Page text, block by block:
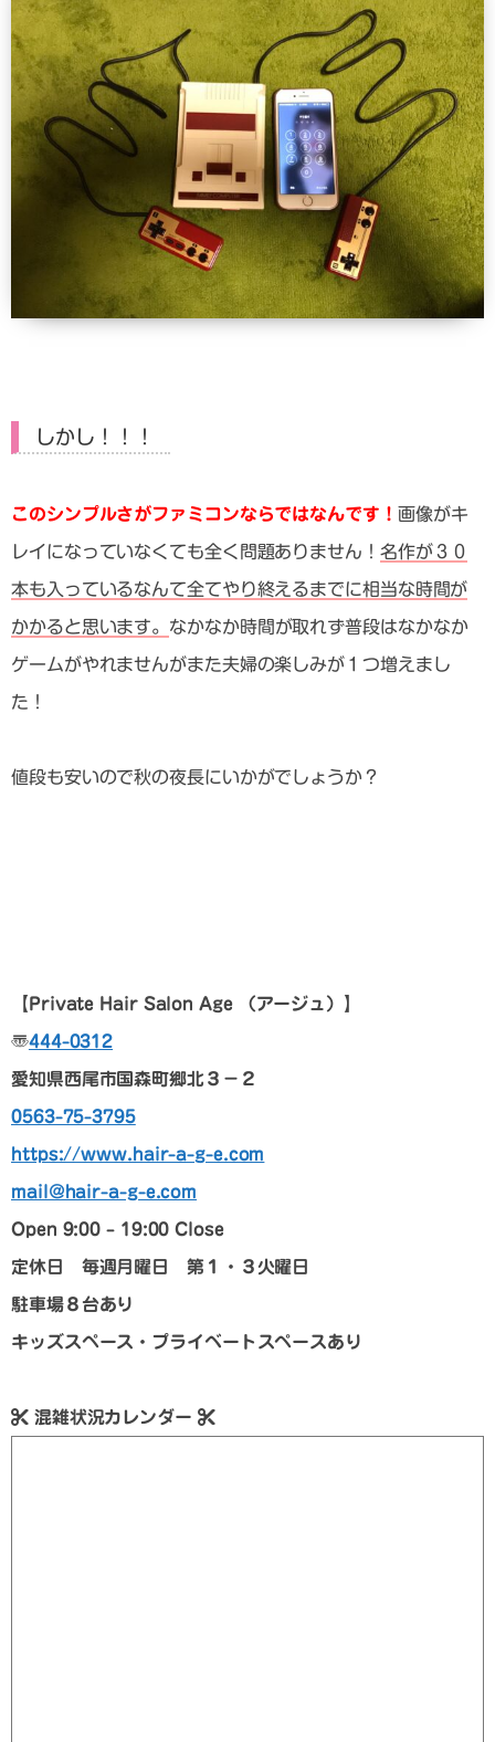
しかし！！！
このシンプルさがファミコンならではなんです！ 画像がキ
レイになっていなくても全く問題ありません！ 名作が３０
本も入っているなんて全てやり終えるまでに相当な時間が
かかると思います。 なかなか時間が取れず普段はなかなか
ゲームがやれませんがまた夫婦の楽しみが１つ増えまし
た！
値段も安いので秋の夜長にいかがでしょうか？
【Private Hair Salon Age （アージュ） 】
〠444-0312
愛知県西尾市国森町郷北３－２
0563-75-3795
https://www.hair-a-g-e.com
mail@hair-a-g-e.com
Open 9:00 – 19:00 Close
定休日 毎週月曜日 第１・３火曜日
駐車場８台あり
キッズスペース・プライベートスペースあり
混雑状況カレンダー